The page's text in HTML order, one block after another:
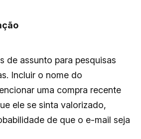
de assunto para pesquisas
Incluir o nome do
uma compra recente
ele se sinta valorizado,
de que o e-mail seja